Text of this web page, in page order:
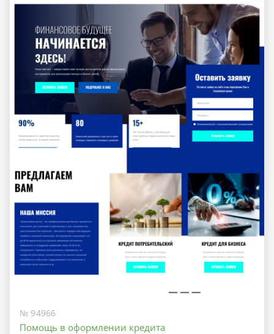
№ 94966
Помощь в оформлении кредита